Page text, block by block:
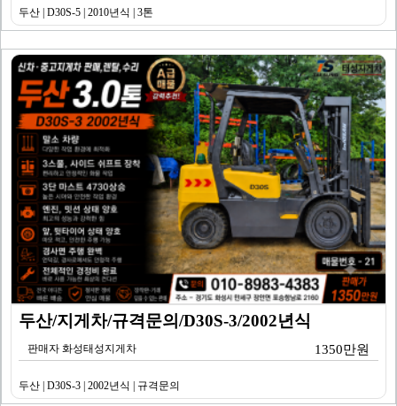
두산 | D30S-5 | 2010년식 | 3톤
두산/지게차/규격문의/D30S-3/2002년식
판매자 화성태성지게차 1350만원
두산 | D30S-3 | 2002년식 | 규격문의